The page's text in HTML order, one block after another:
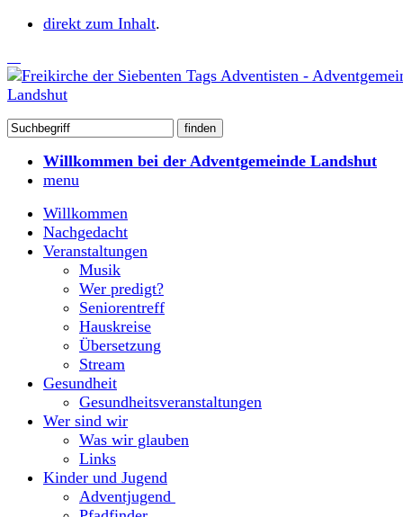
direkt zum Inhalt.
Willkommen bei der Adventgemeinde Landshut
menu
Willkommen
Nachgedacht
Veranstaltungen
Musik
Wer predigt?
Seniorentreff
Hauskreise
Übersetzung
Stream
Gesundheit
Gesundheitsveranstaltungen
Wer sind wir
Was wir glauben
Links
Kinder und Jugend
Adventjugend